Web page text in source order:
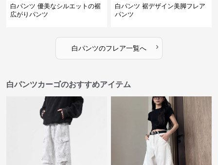
白パンツ 優美なシルエットの裾
広がりパンツ
白パンツ 裾デザイン美脚フレア
パンツ
白パンツのフレア一覧へ ›
白パンツカーゴのおすすめアイテム